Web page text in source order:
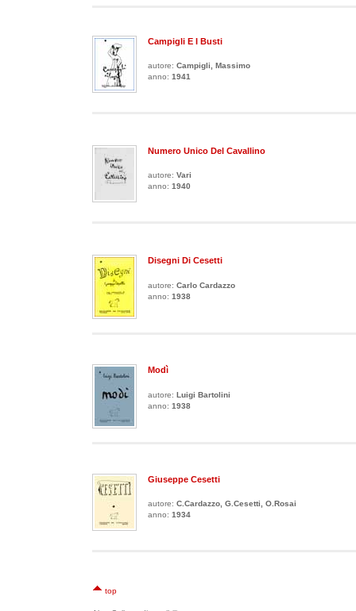
Campigli E I Busti
autore: Campigli, Massimo
anno: 1941
Numero Unico Del Cavallino
autore: Vari
anno: 1940
Disegni Di Cesetti
autore: Carlo Cardazzo
anno: 1938
Modì
autore: Luigi Bartolini
anno: 1938
Giuseppe Cesetti
autore: C.Cardazzo, G.Cesetti, O.Rosai
anno: 1934
top